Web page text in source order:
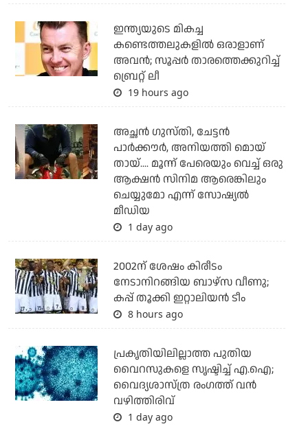
ഇന്ത്യയുടെ മികച്ച
കണ്ടെത്തലുകളില്‍ ഒരാളാണ്
അവന്‍; സൂപ്പര്‍ താരത്തെക്കുറിച്ച്
ബ്രെറ്റ് ലീ
19 hours ago
അച്ഛന്‍ ഗുസ്തി, ചേട്ടന്‍
പാര്‍ക്കൗര്‍, അനിയത്തി മൊയ്
തായ്.... മൂന്ന് പേരെയും വെച്ച് ഒരു
ആക്ഷന്‍ സിനിമ ആരെങ്കിലും
ചെയ്യുമോ എന്ന് സോഷ്യല്‍
മീഡിയ
1 day ago
2002ന് ശേഷം കിരീടം
നേടാനിറങ്ങിയ ബാഴ്സ വീണു;
കപ്പ് തൂക്കി ഇറ്റാലിയൻ ടീം
8 hours ago
പ്രകൃതിയിലില്ലാത്ത പുതിയ
വൈറസുകളെ സൃഷ്ടിച്ച് എ.ഐ;
വൈദ്യശാസ്ത്ര രംഗത്ത് വന്‍
വഴിത്തിരിവ്
1 day ago